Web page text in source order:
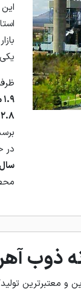
۱.۹ میلیون تن در سال
۲.۸ میلیون تن
در
سال
ذوب
و معتبرترین